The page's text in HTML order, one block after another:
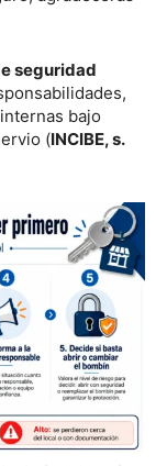
seguridad
bajo
(INCIBE, s.